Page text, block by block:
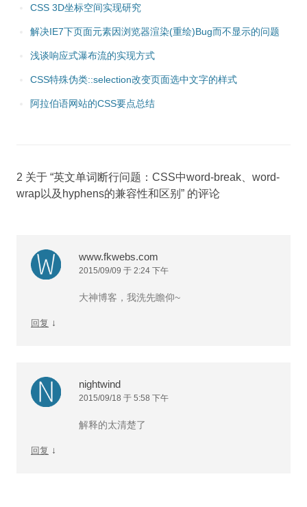
CSS 3D坐标空间实现研究
解决IE7下页面元素因浏览器渲染(重绘)Bug而不显示的问题
浅谈响应式瀑布流的实现方式
CSS特殊伪类::selection改变页面选中文字的样式
阿拉伯语网站的CSS要点总结
2 关于 “英文单词断行问题：CSS中word-break、word-
wrap以及hyphens的兼容性和区别 ” 的评论
www.fkwebs.com
2015/09/09 于 2:24 下午
大神博客，我洗先瞻仰~
回复 ↓
nightwind
2015/09/18 于 5:58 下午
解释的太清楚了
回复 ↓